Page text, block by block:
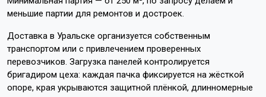
меньшие партии для ремонтов и достроек.
Доставка в Уральске организуется собственным
транспортом или с привлечением проверенных
перевозчиков. Загрузка панелей контролируется
бригадиром цеха: каждая пачка фиксируется на жёсткой
опоре, края укрываются защитной плёнкой, длинномерные